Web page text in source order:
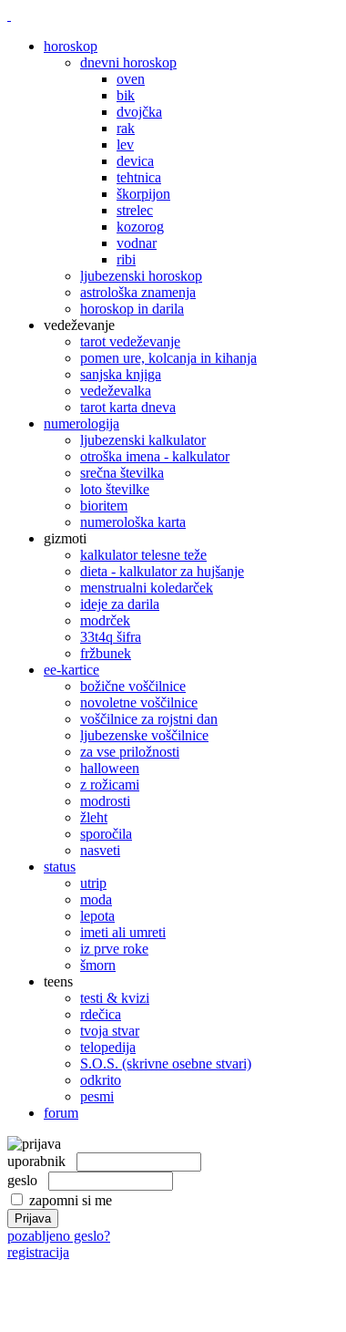
horoskop
dnevni horoskop
oven
bik
dvojčka
rak
lev
devica
tehtnica
škorpijon
strelec
kozorog
vodnar
ribi
ljubezenski horoskop
astrološka znamenja
horoskop in darila
vedeževanje
tarot vedeževanje
pomen ure, kolcanja in kihanja
sanjska knjiga
vedeževalka
tarot karta dneva
numerologija
ljubezenski kalkulator
otroška imena - kalkulator
srečna številka
loto številke
bioritem
numerološka karta
gizmoti
kalkulator telesne teže
dieta - kalkulator za hujšanje
menstrualni koledarček
ideje za darila
modrček
33t4q šifra
fržbunek
ee-kartice
božične voščilnice
novoletne voščilnice
voščilnice za rojstni dan
ljubezenske voščilnice
za vse priložnosti
halloween
z rožicami
modrosti
žleht
sporočila
nasveti
status
utrip
moda
lepota
imeti ali umreti
iz prve roke
šmorn
teens
testi & kvizi
rdečica
tvoja stvar
telopedija
S.O.S. (skrivne osebne stvari)
odkrito
pesmi
forum
uporabnik
geslo
zapomni si me
pozabljeno geslo?
registracija